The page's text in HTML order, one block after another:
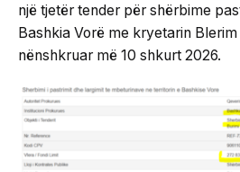
një tjetër tender për shërbime
Bashkia Vorë me kryetarin
nënshkruar më 10 shkurt 2026.